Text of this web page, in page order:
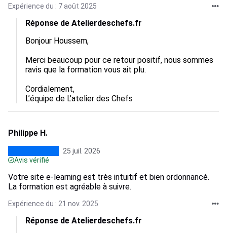
Expérience du : 7 août 2025
Réponse de Atelierdeschefs.fr
Bonjour Houssem,
Merci beaucoup pour ce retour positif, nous sommes
ravis que la formation vous ait plu.
Cordialement,
L’équipe de L'atelier des Chefs
Philippe H.
25 juil. 2026
Avis vérifié
Votre site e-learning est très intuitif et bien ordonnancé.
La formation est agréable à suivre.
Expérience du : 21 nov. 2025
Réponse de Atelierdeschefs.fr